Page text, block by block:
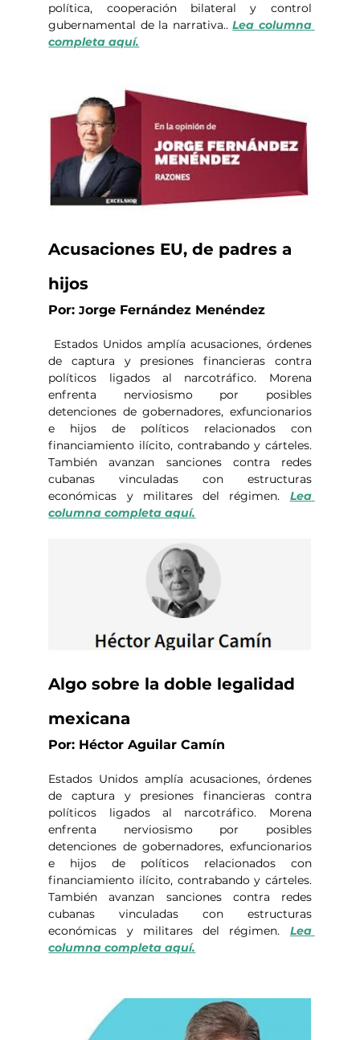
política, cooperación bilateral y control
gubernamental de la narrativa.. Lea columna
completa aquí.
Acusaciones EU, de padres a
hijos
Por: Jorge Fernández Menéndez
de captura y presiones financieras contra
políticos ligados al narcotráfico. Morena
enfrenta nerviosismo por posibles
detenciones de gobernadores, exfuncionarios
e hijos de políticos relacionados con
financiamiento ilícito, contrabando y cárteles.
También avanzan sanciones contra redes
cubanas vinculadas con estructuras
económicas y militares del régimen. Lea
columna completa aquí.
Algo sobre la doble legalidad
mexicana
Por: Héctor Aguilar Camín
Estados Unidos amplía acusaciones, órdenes
de captura y presiones financieras contra
políticos ligados al narcotráfico. Morena
enfrenta nerviosismo por posibles
detenciones de gobernadores, exfuncionarios
e hijos de políticos relacionados con
financiamiento ilícito, contrabando y cárteles.
También avanzan sanciones contra redes
cubanas vinculadas con estructuras
económicas y militares del régimen. Lea
columna completa aquí.